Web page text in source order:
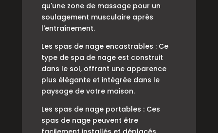
qu'une zone de massage pour un
soulagement musculaire après
l'entraînement.
Les spas de nage encastrables : Ce
type de spa de nage est construit
dans le sol, offrant une apparence
plus élégante et intégrée dans le
paysage de votre maison.
Les spas de nage portables : Ces
spas de nage peuvent être